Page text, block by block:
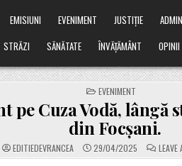
EMISIUNI EVENIMENT JUSTIȚIE
STRĂZI SĂNĂTATE ÎNVĂȚĂMÂNT OPINII
POSTED
IN
EVENIMENT
pe Cuza Vodă,
din Focșani.
EDITIEDEVRANCEA 29/04/2025 LEAVE